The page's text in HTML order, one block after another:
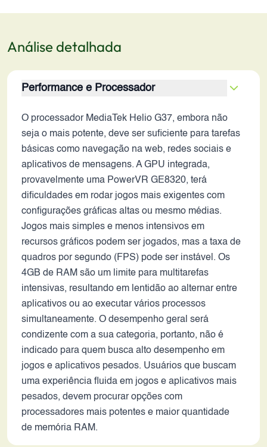
Análise detalhada
Performance e Processador
O processador MediaTek Helio G37, embora não
seja o mais potente, deve ser suficiente para tarefas
básicas como navegação na web, redes sociais e
aplicativos de mensagens. A GPU integrada,
provavelmente uma PowerVR GE8320, terá
dificuldades em rodar jogos mais exigentes com
configurações gráficas altas ou mesmo médias.
Jogos mais simples e menos intensivos em
recursos gráficos podem ser jogados, mas a taxa de
quadros por segundo (FPS) pode ser instável. Os
4GB de RAM são um limite para multitarefas
intensivas, resultando em lentidão ao alternar entre
aplicativos ou ao executar vários processos
simultaneamente. O desempenho geral será
condizente com a sua categoria, portanto, não é
indicado para quem busca alto desempenho em
jogos e aplicativos pesados. Usuários que buscam
uma experiência fluida em jogos e aplicativos mais
pesados, devem procurar opções com
processadores mais potentes e maior quantidade
de memória RAM.